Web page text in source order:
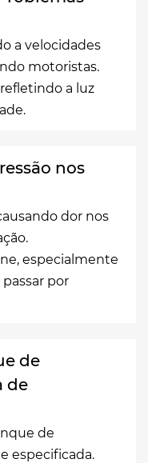
a velocidades
motoristas.
a luz
nos
dor nos
especialmente
por
de
de
de
especificada.